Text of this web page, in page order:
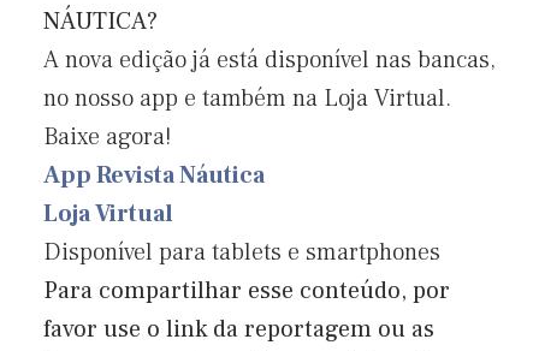
NÁUTICA?
A nova edição já está disponível nas bancas,
no nosso app e também na Loja Virtual.
Baixe agora!
App Revista Náutica
Loja Virtual
Disponível para tablets e smartphones
Para compartilhar esse conteúdo, por
favor use o link da reportagem ou as